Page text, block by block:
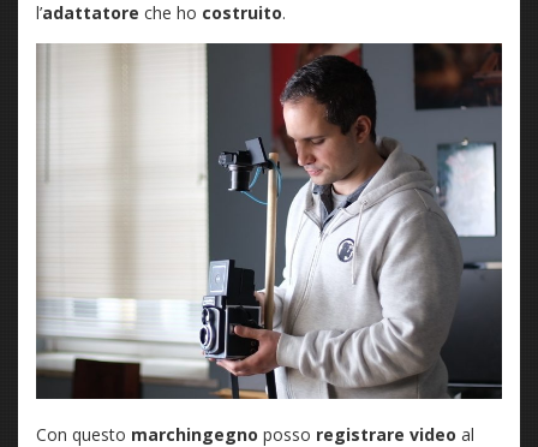
l’adattatore che ho costruito.
Con questo marchingegno posso registrare video al